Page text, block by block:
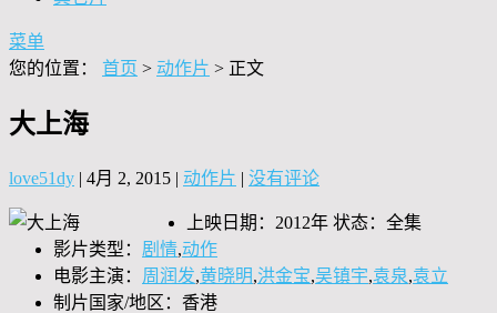
菜单
您的位置： 首页 > 动作片 > 正文
大上海
love51dy | 4月 2, 2015 | 动作片 | 没有评论
上映日期：2012年 状态：全集
影片类型： 剧情,动作
电影主演： 周润发,黄晓明,洪金宝,吴镇宇,袁泉,袁立
制片国家/地区：香港